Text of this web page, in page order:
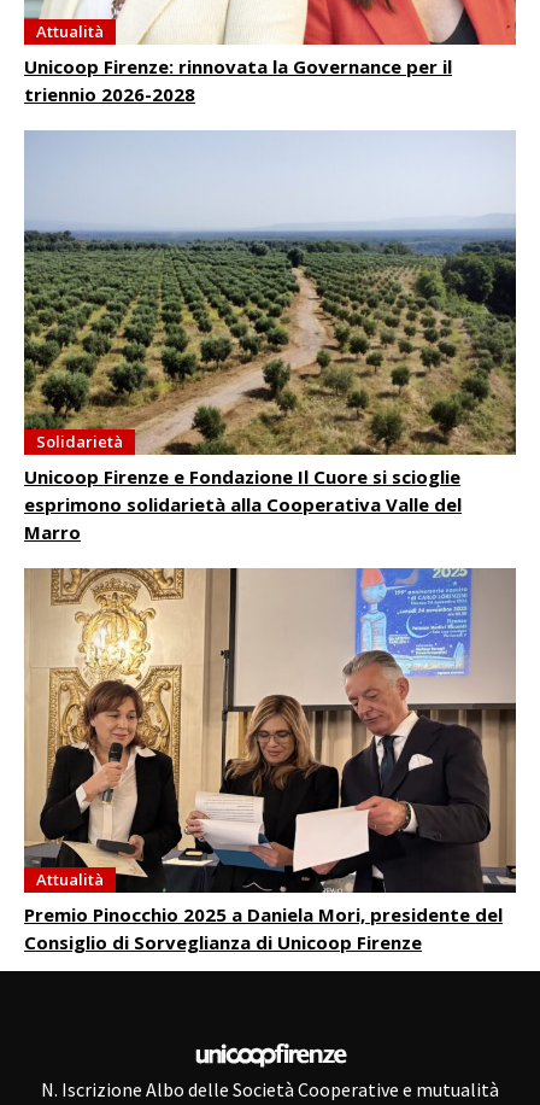
Attualità
Unicoop Firenze: rinnovata la Governance per il
triennio 2026-2028
Solidarietà
Unicoop Firenze e Fondazione Il Cuore si scioglie
esprimono solidarietà alla Cooperativa Valle del
Marro
Attualità
Premio Pinocchio 2025 a Daniela Mori, presidente del
Consiglio di Sorveglianza di Unicoop Firenze
N. Iscrizione Albo delle Società Cooperative e mutualità